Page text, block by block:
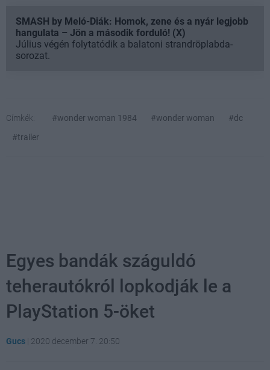
SMASH by Meló-Diák: Homok, zene és a nyár legjobb
hangulata – Jön a második forduló! (X)
Július végén folytatódik a balatoni strandröplabda-
sorozat.
Címkék: #wonder woman 1984 #wonder woman
#dc
#trailer
Egyes bandák száguldó
teherautókról lopkodják le a
PlayStation 5-öket
Gucs | 2020 december 7. 20:50